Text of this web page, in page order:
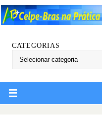
CATEGORIAS